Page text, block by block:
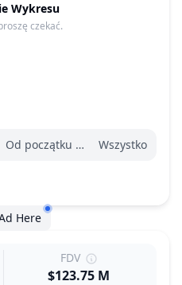
Wykresu
czekać.
Od początku rokuWszystko
Here
FDV
$123.75 M